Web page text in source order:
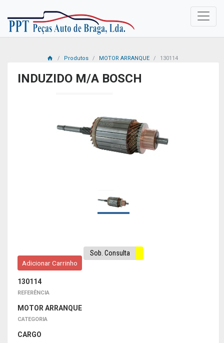
Produtos MOTOR ARRANQUE 130114
INDUZIDO M/A BOSCH
Adicionar Carrinho
Sob. Consulta
130114
REFERÊNCIA
MOTOR ARRANQUE
CATEGORIA
CARGO